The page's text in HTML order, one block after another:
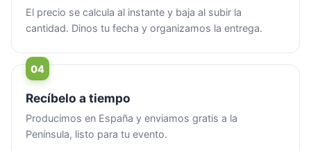
El precio se calcula al instante y baja al subir la
cantidad. Dinos tu fecha y organizamos la entrega.
Recíbelo a tiempo
Producimos en España y enviamos gratis a la
Península, listo para tu evento.